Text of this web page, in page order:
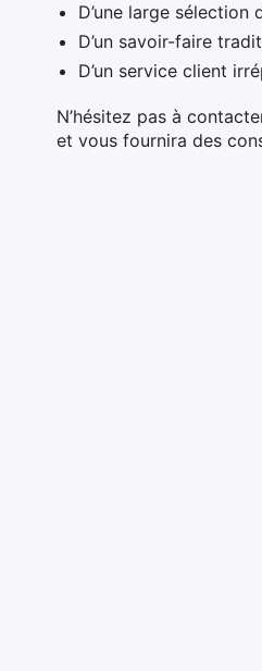
D’une large
D’un savoir-faire
D’un service client
N’hésitez pas à
et vous fournira des